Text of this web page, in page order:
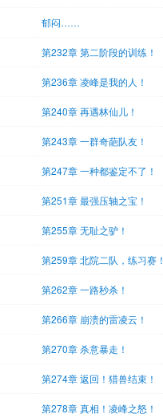
郁闷……
第232章 第二阶段的训练！
第236章 凌峰是我的人！
第240章 再遇林仙儿！
第243章 一群奇葩队友！
第247章 一种都鉴定不了！
第251章 最强压轴之宝！
第255章 无耻之驴！
第259章 北院二队，练习赛！
第262章 一路秒杀！
第266章 崩溃的雷凌云！
第270章 杀意暴走！
第274章 返回！猎兽结束！
第278章 真相！凌峰之怒！